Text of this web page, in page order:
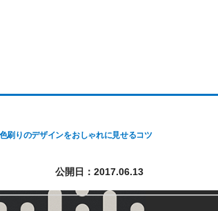
刷りのデザインをおしゃれに見せるコツ
公開日：2017.06.13